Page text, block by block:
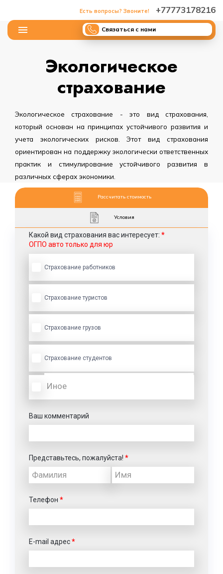
Есть вопросы? Звоните! +77773178216
Связаться с нами
Экологическое
страхование
Экологическое страхование - это вид страхования,
который основан на принципах устойчивого развития и
учета экологических рисков. Этот вид страхования
ориентирован на поддержку экологически ответственных
практик и стимулирование устойчивого развития в
различных сферах экономики.
Рассчитать стоимость
Условия